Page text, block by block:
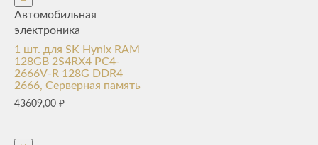
Автомобильная
электроника
1 шт. для SK Hynix RAM
128GB 2S4RX4 PC4-
2666V-R 128G DDR4
2666, Серверная память
43609,00 ₽